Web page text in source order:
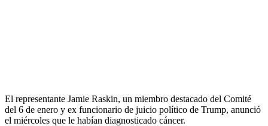
El representante Jamie Raskin, un miembro destacado del Comité
del 6 de enero y ex funcionario de juicio político de Trump, anunció
el miércoles que le habían diagnosticado cáncer.